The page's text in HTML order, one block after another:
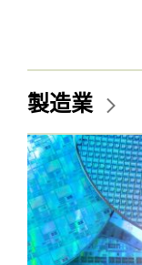
製造業